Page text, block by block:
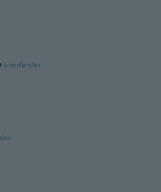
overførsler